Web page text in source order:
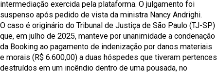
intermediação exercida pela plataforma. O julgamento foi
suspenso após pedido de vista da ministra Nancy Andrighi.
O caso é originário do Tribunal de Justiça de São Paulo (TJ-SP)
que, em julho de 2025, manteve por unanimidade a condenação
da Booking ao pagamento de indenização por danos materiais
e morais (R$ 6.600,00) a duas hóspedes que tiveram pertences
destruídos em um incêndio dentro de uma pousada, no